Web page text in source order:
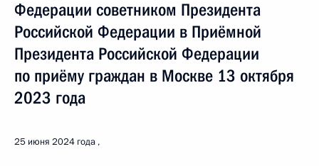
Федерации советником Президента
Российской Федерации в Приёмной
Президента Российской Федерации
по приёму граждан в Москве 13 октября
2023 года
25 июня 2024 года